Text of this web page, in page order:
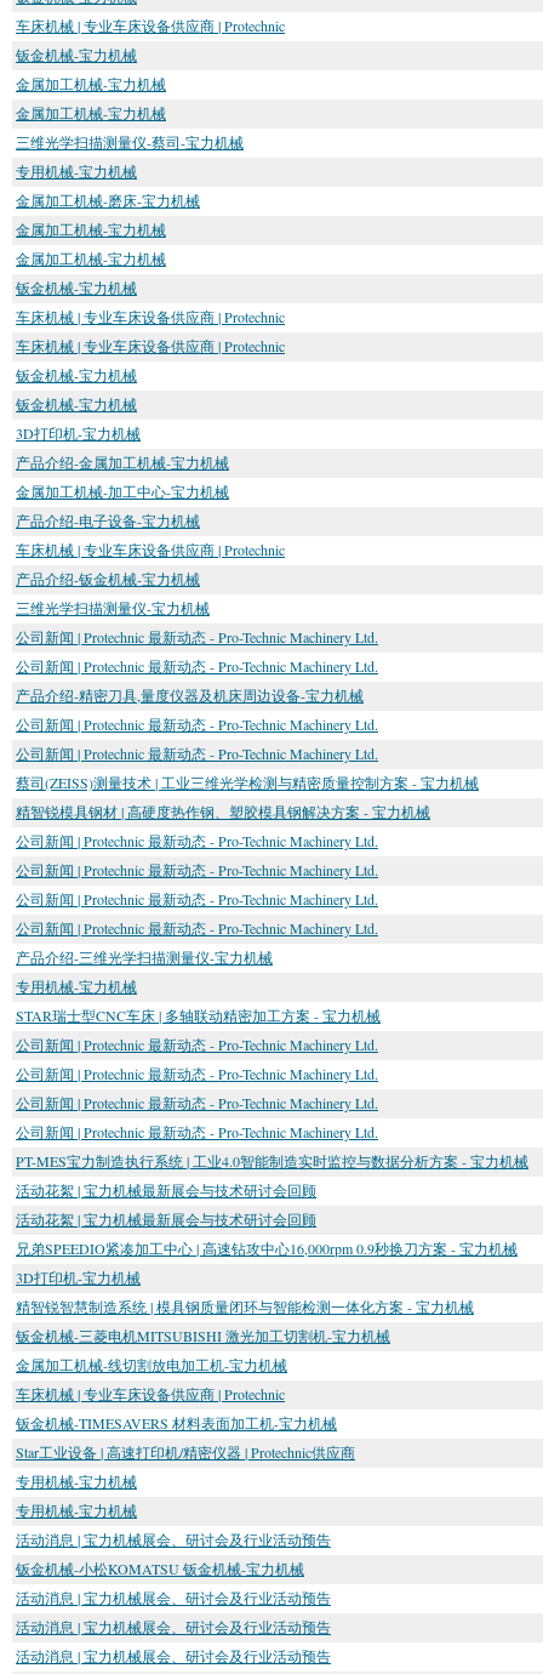
车床机械 | 专业车床设备供应商 | Protechnic
钣金机械-宝力机械
金属加工机械-宝力机械
金属加工机械-宝力机械
三维光学扫描测量仪-蔡司-宝力机械
专用机械-宝力机械
金属加工机械-磨床-宝力机械
金属加工机械-宝力机械
金属加工机械-宝力机械
钣金机械-宝力机械
车床机械 | 专业车床设备供应商 | Protechnic
车床机械 | 专业车床设备供应商 | Protechnic
钣金机械-宝力机械
钣金机械-宝力机械
3D打印机-宝力机械
产品介绍-金属加工机械-宝力机械
金属加工机械-加工中心-宝力机械
产品介绍-电子设备-宝力机械
车床机械 | 专业车床设备供应商 | Protechnic
产品介绍-钣金机械-宝力机械
三维光学扫描测量仪-宝力机械
公司新闻 | Protechnic 最新动态 - Pro-Technic Machinery Ltd.
公司新闻 | Protechnic 最新动态 - Pro-Technic Machinery Ltd.
产品介绍-精密刀具,量度仪器及机床周边设备-宝力机械
公司新闻 | Protechnic 最新动态 - Pro-Technic Machinery Ltd.
公司新闻 | Protechnic 最新动态 - Pro-Technic Machinery Ltd.
蔡司(ZEISS)测量技术 | 工业三维光学检测与精密质量控制方案 - 宝力机械
精智锐模具钢材 | 高硬度热作钢、塑胶模具钢解决方案 - 宝力机械
公司新闻 | Protechnic 最新动态 - Pro-Technic Machinery Ltd.
公司新闻 | Protechnic 最新动态 - Pro-Technic Machinery Ltd.
公司新闻 | Protechnic 最新动态 - Pro-Technic Machinery Ltd.
公司新闻 | Protechnic 最新动态 - Pro-Technic Machinery Ltd.
产品介绍-三维光学扫描测量仪-宝力机械
专用机械-宝力机械
STAR瑞士型CNC车床 | 多轴联动精密加工方案 - 宝力机械
公司新闻 | Protechnic 最新动态 - Pro-Technic Machinery Ltd.
公司新闻 | Protechnic 最新动态 - Pro-Technic Machinery Ltd.
公司新闻 | Protechnic 最新动态 - Pro-Technic Machinery Ltd.
公司新闻 | Protechnic 最新动态 - Pro-Technic Machinery Ltd.
PT-MES宝力制造执行系统 | 工业4.0智能制造实时监控与数据分析方案 - 宝力机械
活动花絮 | 宝力机械最新展会与技术研讨会回顾
活动花絮 | 宝力机械最新展会与技术研讨会回顾
兄弟SPEEDIO紧凑加工中心 | 高速钻攻中心16,000rpm 0.9秒换刀方案 - 宝力机械
3D打印机-宝力机械
精智锐智慧制造系统 | 模具钢质量闭环与智能检测一体化方案 - 宝力机械
钣金机械-三菱电机MITSUBISHI 激光加工切割机-宝力机械
金属加工机械-线切割放电加工机-宝力机械
车床机械 | 专业车床设备供应商 | Protechnic
钣金机械-TIMESAVERS 材料表面加工机-宝力机械
Star工业设备 | 高速打印机/精密仪器 | Protechnic供应商
专用机械-宝力机械
专用机械-宝力机械
活动消息 | 宝力机械展会、研讨会及行业活动预告
钣金机械-小松KOMATSU 钣金机械-宝力机械
活动消息 | 宝力机械展会、研讨会及行业活动预告
活动消息 | 宝力机械展会、研讨会及行业活动预告
活动消息 | 宝力机械展会、研讨会及行业活动预告